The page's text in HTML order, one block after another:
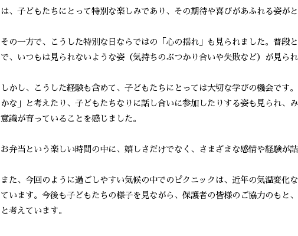
は、子どもたちにとって特別な楽しみであり、その期待や喜びがあふれる姿が
その一方で、こうした特別な日ならではの「心の揺れ」も見られました。普段
で、いつもは見られないような姿（気持ちのぶつかり合いや失敗など）が見ら
しかし、こうした経験も含めて、子どもたちにとっては大切な学びの機会です
かな」と考えたり、子どもたちなりに話し合いに参加したりする姿も見られ、
意識が育っていることを感じました。
お弁当という楽しい時間の中に、嬉しさだけでなく、さまざまな感情や経験が
また、今回のように過ごしやすい気候の中でのピクニックは、近年の気温変化
ています。今後も子どもたちの様子を見ながら、保護者の皆様のご協力のもと
と考えています。